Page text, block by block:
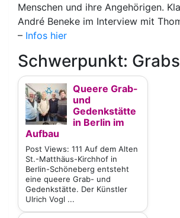
Menschen und ihre Angehörigen.
André Beneke im Interview mit
– Infos hier
Schwerpunkt:
Queere Grab-
und
Gedenkstätte
in Berlin im
Aufbau
Post Views: 111 Auf dem Alten
St.-Matthäus-Kirchhof in
Berlin-Schöneberg entsteht
eine queere Grab- und
Gedenkstätte. Der Künstler
Ulrich Vogl ...